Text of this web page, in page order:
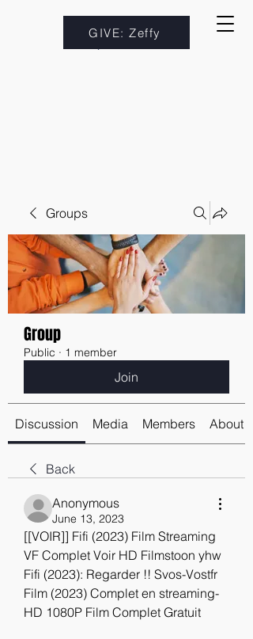
GIVE: Zeffy
Groups
Group
Public · 1 member
Join
Discussion Media Members About
Back
Anonymous
June 13, 2023
[[VOIR]] Fifi (2023) Film Streaming
VF Complet Voir HD Filmstoon yhw
Fifi (2023): Regarder !! Svos-Vostfr
Film (2023) Complet en streaming-
HD 1080P Film Complet Gratuit